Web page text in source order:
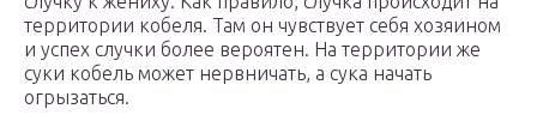
территории кобеля. Там он чувствует себя хозяином
и успех случки более вероятен. На территории же
суки кобель может нервничать, а сука начать
огрызаться.